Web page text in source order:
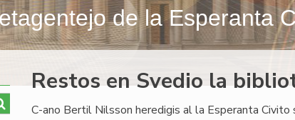
de la Esperanta
Restos en Svedio la
C-ano Bertil Nilsson heredigis al la Esperanta Civito